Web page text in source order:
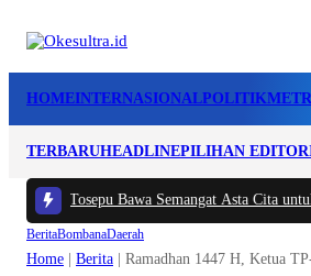
HOMEINTERNASIONALPOLITIK
TERBARUHEADLINEPILIHAN EDITOR
Tosepu Bawa Semangat Asta Cita untuk
BeritaBombanaDaerah
Home Berita Ramadhan 1447 H, Ketua